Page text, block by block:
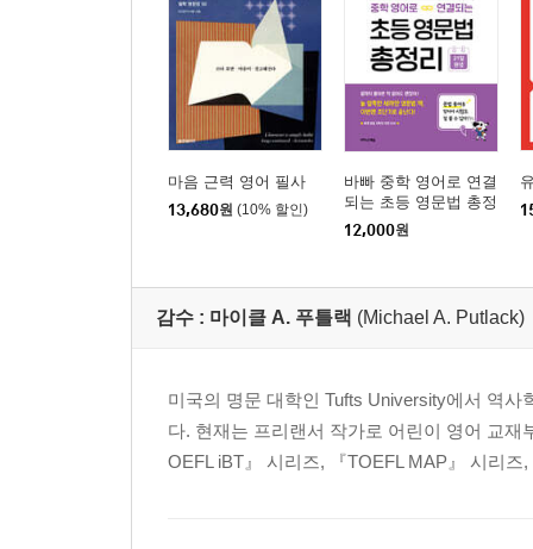
마음 근력 영어 필사
13,680원 (10% 할인)
바빠 중학 영어로 연결
되는 초등 영문법 총정
리
12,000원
감수 : 마이클 A. 푸틀랙 (Michael A. Putlack)
미국의 명문 대학인 Tufts University에서 역
다. 현재는 프리랜서 작가로 어린이 영어 교
OEFL iBT』 시리즈, 『TOEFL MAP』 시리